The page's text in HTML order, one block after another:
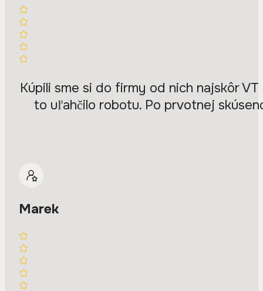
Kúpili sme si do firmy od nich najskôr
to uľahčilo robotu. Po prvotnej
Marek